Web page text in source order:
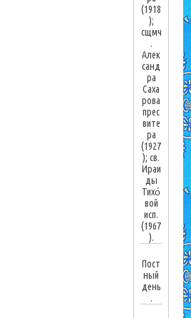
(1918
);
сщмч
.
Алек
санд
ра
Саха
рова
прес
вите
ра
(1927
); св.
Ираи
ды
Тихо́
вой
исп.
(1967
).
Пост
ный
день
.